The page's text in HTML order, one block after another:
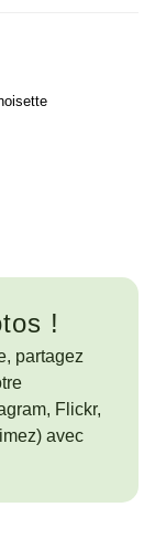
!
partagez
Flickr,
avec